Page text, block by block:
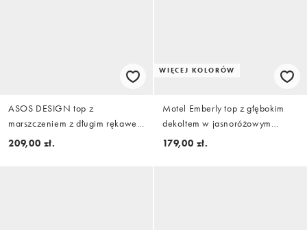
ASOS DESIGN top z
marszczeniem z długim rękawem
w kolorze żółtym
209,00 zł.
WIĘCEJ KOLORÓW
Motel Emberly top z głębokim
dekoltem w jasnoróżowym
kolorze
179,00 zł.